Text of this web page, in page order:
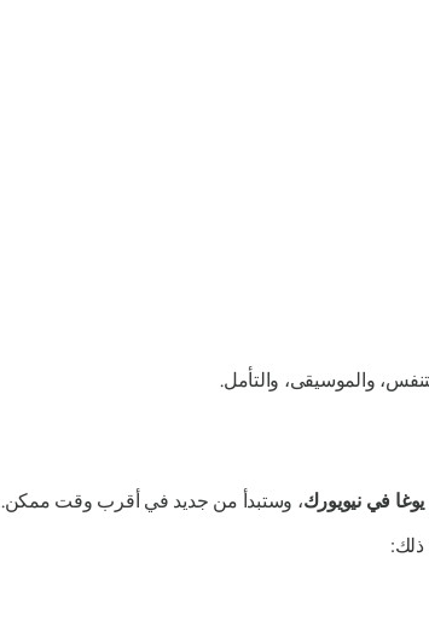
والموسيقى، والتأمل.
في نيويورك، وستبدأ من جديد في أقرب وقت ممكن.
ذلك: